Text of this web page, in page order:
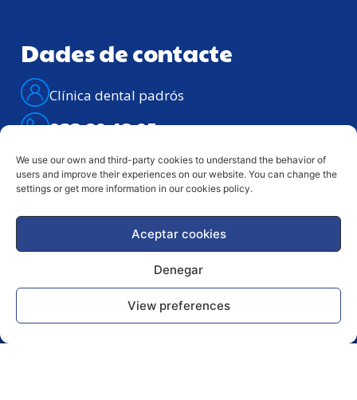
We use our own and third-party cookies to understand the behavior of
users and improve their experiences on our website. You can change the
settings or get more information in our cookies policy.
Aceptar cookies
Denegar
View preferences
privacitat
Avis legal
Dades de contacte
Clínica dental padrós
933 29 18 95
608 20 16 74
Av. del Paral·lel, 84 Pral., 08001 –
Atenció telefònica: Dilluns – divendres de
9h. a 21h.